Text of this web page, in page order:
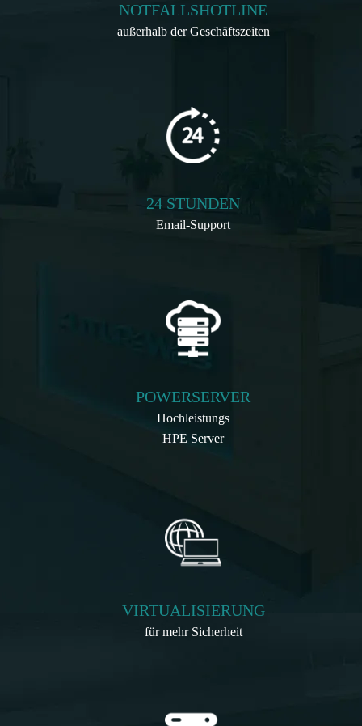
NOTFALLSHOTLINE
außerhalb der Geschäftszeiten
24 STUNDEN
Email-Support
POWERSERVER
Hochleistungs
HPE Server
VIRTUALISIERUNG
für mehr Sicherheit